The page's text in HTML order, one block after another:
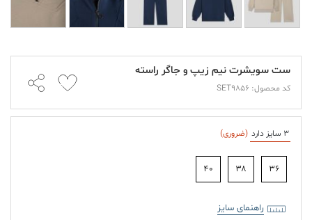
ست سویشرت نیم زیپ و جاگر راسته
کد محصول: SET9856
3 سایز دارد (ضروری)
۳۶ ۳۸ ۴۰
راهنمای سایز